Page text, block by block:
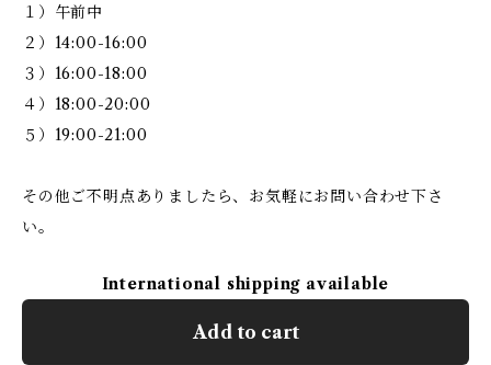
１）午前中
２）14:00-16:00
３）16:00-18:00
４）18:00-20:00
５）19:00-21:00
その他ご不明点ありましたら、お気軽にお問い合わせ下さ
い。
International shipping available
Add to cart